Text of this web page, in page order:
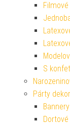
S
Párty
Bannery